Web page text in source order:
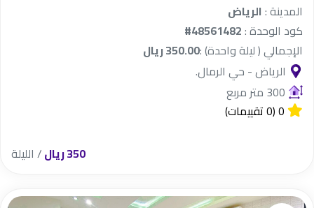
المدينة : الرياض
كود الوحدة :#48561482
الإجمالي ( ليلة واحدة) :350.00 ريال
الرياض - حي الرمال.
300 متر مربع
0(0 تقييمات)
350 ريال / الليلة